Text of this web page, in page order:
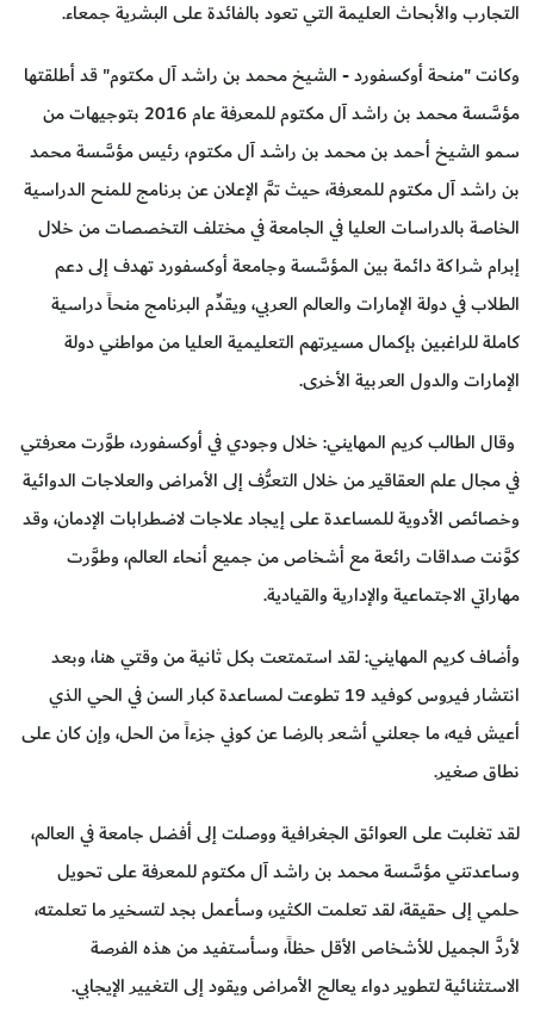
التجارب والأبحاث العليمة التي تعود بالفائدة على البشرية جمعاء.
وكانت "منحة أوكسفورد - الشيخ محمد بن راشد آل مكتوم" قد أطلقتها
مؤسَّسة محمد بن راشد آل مكتوم للمعرفة عام 2016 بتوجيهات من
سمو الشيخ أحمد بن محمد بن راشد آل مكتوم، رئيس مؤسَّسة محمد
بن راشد آل مكتوم للمعرفة، حيث تمَّ الإعلان عن برنامج للمنح الدراسية
الخاصة بالدراسات العليا في الجامعة في مختلف التخصصات من خلال
إبرام شراكة دائمة بين المؤسَّسة وجامعة أوكسفورد تهدف إلى دعم
الطلاب في دولة الإمارات والعالم العربي، ويقدِّم البرنامج منحاً دراسية
كاملة للراغبين بإكمال مسيرتهم التعليمية العليا من مواطني دولة
الإمارات والدول العربية الأخرى.
وقال الطالب كريم المهايني: خلال وجودي في أوكسفورد، طوَّرت معرفتي
في مجال علم العقاقير من خلال التعرُّف إلى الأمراض والعلاجات الدوائية
وخصائص الأدوية للمساعدة على إيجاد علاجات لاضطرابات الإدمان، وقد
كوَّنت صداقات رائعة مع أشخاص من جميع أنحاء العالم، وطوَّرت
مهاراتي الاجتماعية والإدارية والقيادية.
وأضاف كريم المهايني: لقد استمتعت بكل ثانية من وقتي هنا، وبعد
انتشار فيروس كوفيد 19 تطوعت لمساعدة كبار السن في الحي الذي
أعيش فيه، ما جعلني أشعر بالرضا عن كوني جزءاً من الحل، وإن كان على
نطاق صغير.
لقد تغلبت على العوائق الجغرافية ووصلت إلى أفضل جامعة في العالم،
وساعدتني مؤسَّسة محمد بن راشد آل مكتوم للمعرفة على تحويل
حلمي إلى حقيقة، لقد تعلمت الكثير، وسأعمل بجد لتسخير ما تعلمته،
لأردَّ الجميل للأشخاص الأقل حظاً، وسأستفيد من هذه الفرصة
الاستثنائية لتطوير دواء يعالج الأمراض ويقود إلى التغيير الإيجابي.